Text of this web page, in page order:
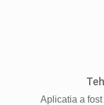
Aplicatia a